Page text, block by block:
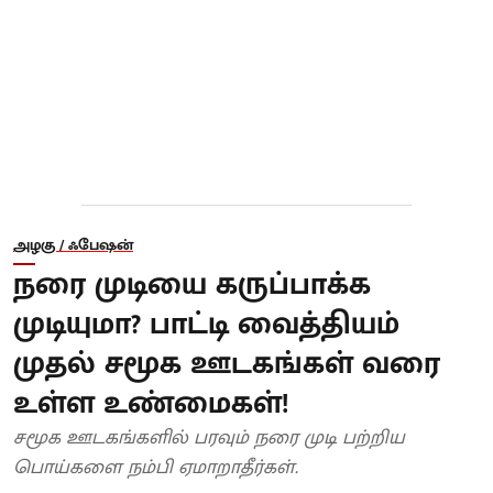
அழகு / ஃபேஷன்
நரை முடியை கருப்பாக்க
முடியுமா? பாட்டி வைத்தியம்
முதல் சமூக ஊடகங்கள் வரை
உள்ள உண்மைகள்!
சமூக ஊடகங்களில் பரவும் நரை முடி பற்றிய
பொய்களை நம்பி ஏமாறாதீர்கள்.